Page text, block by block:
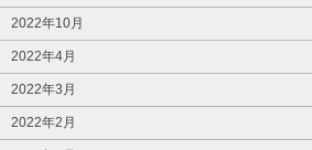
2022年10月
2022年4月
2022年3月
2022年2月